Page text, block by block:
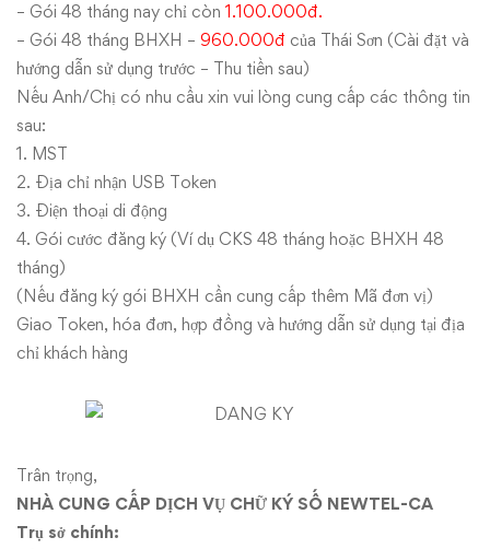
– Gói 48 tháng nay chỉ còn1.100.000đ.
– Gói 48 tháng BHXH – 960.000đ của Thái Sơn (Cài đặt và
hướng dẫn sử dụng trước – Thu tiền sau)
Nếu Anh/Chị có nhu cầu xin vui lòng cung cấp các thông tin
sau:
1. MST
2. Địa chỉ nhận USB Token
3. Điện thoại di động
4. Gói cước đăng ký (Ví dụ CKS 48 tháng hoặc BHXH 48
tháng)
(Nếu đăng ký gói BHXH cần cung cấp thêm Mã đơn vị)
Giao Token, hóa đơn, hợp đồng và hướng dẫn sử dụng tại địa
chỉ khách hàng
Trân trọng,
NHÀ CUNG CẤP DỊCH VỤ CHỮ KÝ SỐ NEWTEL-CA
Trụ sở chính: